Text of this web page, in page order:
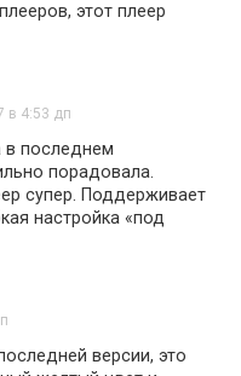
этот плеер
в 4:53 дп
в последнем
порадовала.
супер. Поддерживает
настройка «под
версии, это